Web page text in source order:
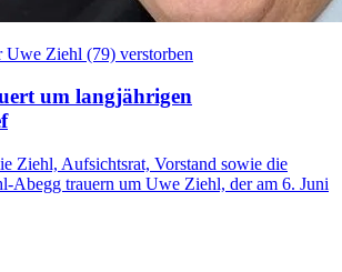
Uwe Ziehl (79) verstorben
um langjährigen
Ziehl, Aufsichtsrat, Vorstand sowie die
Abegg trauern um Uwe Ziehl, der am 6. Juni